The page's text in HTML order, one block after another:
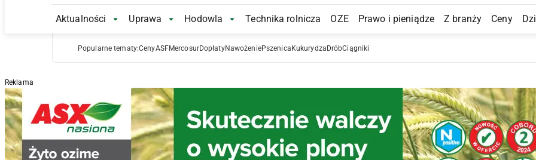
Main Navigation
Aktualności Aktualności Submenu
Uprawa Uprawa Submenu
Hodowla Hodowla Submenu
Technika rolnicza OZE Prawo i pieniądze Z branży Ceny
Popularne tematy:CenyASFMercosurDopłatyNawożeniePszenica Kukurydza DróbCiągniki
Reklama